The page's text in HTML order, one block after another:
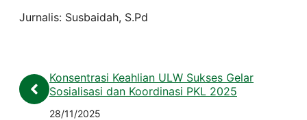
Jurnalis: Susbaidah, S.Pd
Konsentrasi Keahlian ULW Sukses Gelar
Sosialisasi dan Koordinasi PKL 2025
28/11/2025